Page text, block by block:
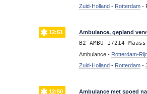
Zuid-Holland - Rotterdam -
12:51 Ambulance, gepland
B2 AMBU 17214
Ambulance - Rotterdam-
Zuid-Holland - Rotterdam -
12:50 Ambulance met spoed